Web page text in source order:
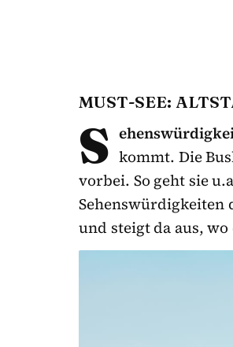
MUST-SEE:
S kommt. Die
vorbei. So geht sie
Sehenswürdigkeiten
und steigt da aus,